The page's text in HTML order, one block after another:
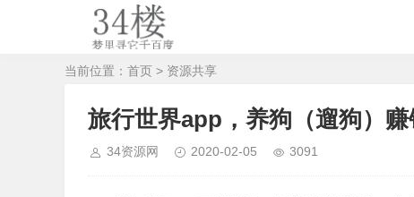
当前位置： 首页 > 资源共享
旅行世界app，养狗（遛狗）
34资源网 2020-02-05 3091